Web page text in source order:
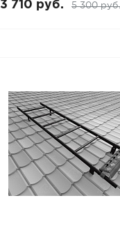
3 710 руб. 5 300 руб.